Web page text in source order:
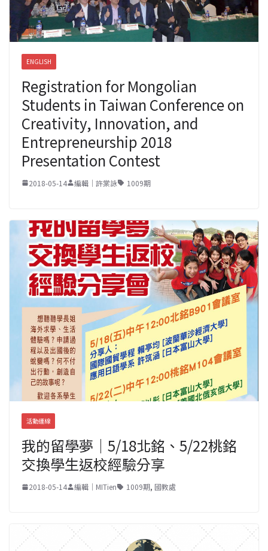
ENGLISH
Registration for Mongolian
Students in Taiwan Conference on
Creativity, Innovation, and
Entrepreneurship 2018
Presentation Contest
2018-05-14 編輯｜許棠詠 1009期
活動連線
我的留學夢｜5/18北銘、5/22桃銘
交換學生返校經驗分享
2018-05-14 編輯｜MITien 1009期, 國教處